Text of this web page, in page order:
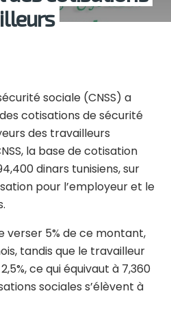
sociale (CNSS) a
cotisations de sécurité
des travailleurs
la base de cotisation
dinars tunisiens, sur
pour l’employeur et le
verser 5% de ce montant,
tandis que le travailleur
ce qui équivaut à 7,360
sociales s’élèvent à